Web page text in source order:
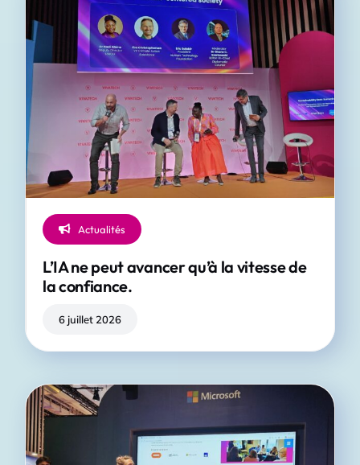
Evénements
Presse
Publications
Actualités
L’IA ne peut avancer qu’à la vitesse de
la confiance.
6 juillet 2026